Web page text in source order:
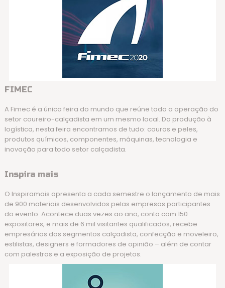
FIMEC
A Fimec é a única feira do mundo que reúne toda a operação do
setor coureiro-calçadista em um mesmo local. Da produção à
logística, nesta feira encontramos de tudo: couros e peles,
produtos químicos, componentes, máquinas, tecnologia e
inovação para todo setor calçadista.
Inspira mais
O Inspiramais apresenta a cada semestre o lançamento de mais
de 900 materiais desenvolvidos pelas empresas participantes
do evento. Acontece duas vezes ao ano, conta com 150
expositores, e mais de 6 mil visitantes qualificados, recebe
empresários dos segmentos calçadista, confecção e moveleiro,
estilistas, designers e formadores de opinião – além de contar
com palestras e a exposição de projetos.